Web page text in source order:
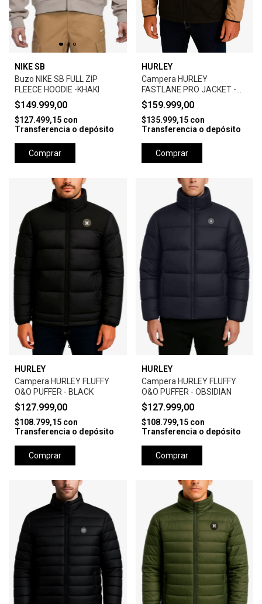
NIKE SB
Buzo NIKE SB FULL ZIP
FLEECE HOODIE -KHAKI
$149.999,00
$127.499,15 con
Transferencia o depósito
Comprar
HURLEY
Campera HURLEY
FASTLANE PRO JACKET -
CAMEL
$159.999,00
$135.999,15 con
Transferencia o depósito
Comprar
HURLEY
Campera HURLEY FLUFFY
O&O PUFFER - BLACK
$127.999,00
$108.799,15 con
Transferencia o depósito
Comprar
HURLEY
Campera HURLEY FLUFFY
O&O PUFFER - OBSIDIAN
$127.999,00
$108.799,15 con
Transferencia o depósito
Comprar